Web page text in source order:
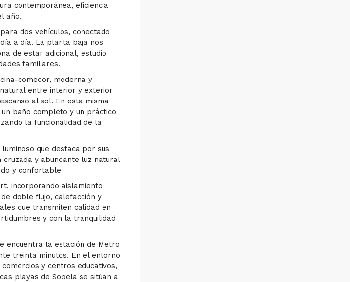
contemporánea, eficiencia
año.
dos vehículos, conectado
a día. La planta baja nos
de estar adicional, estudio
familiares.
comedor, moderna y
entre interior y exterior
al sol. En esta misma
baño completo y un práctico
la funcionalidad de la
que destaca por sus
cruzada y abundante luz natural
y confortable.
incorporando aislamiento
doble flujo, calefacción y
que transmiten calidad en
y con la tranquilidad
encuentra la estación de Metro
treinta minutos. En el entorno
y centros educativos,
playas de Sopela se sitúan a